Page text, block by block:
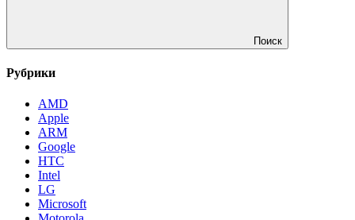
Поиск
Рубрики
AMD
Apple
ARM
Google
HTC
Intel
LG
Microsoft